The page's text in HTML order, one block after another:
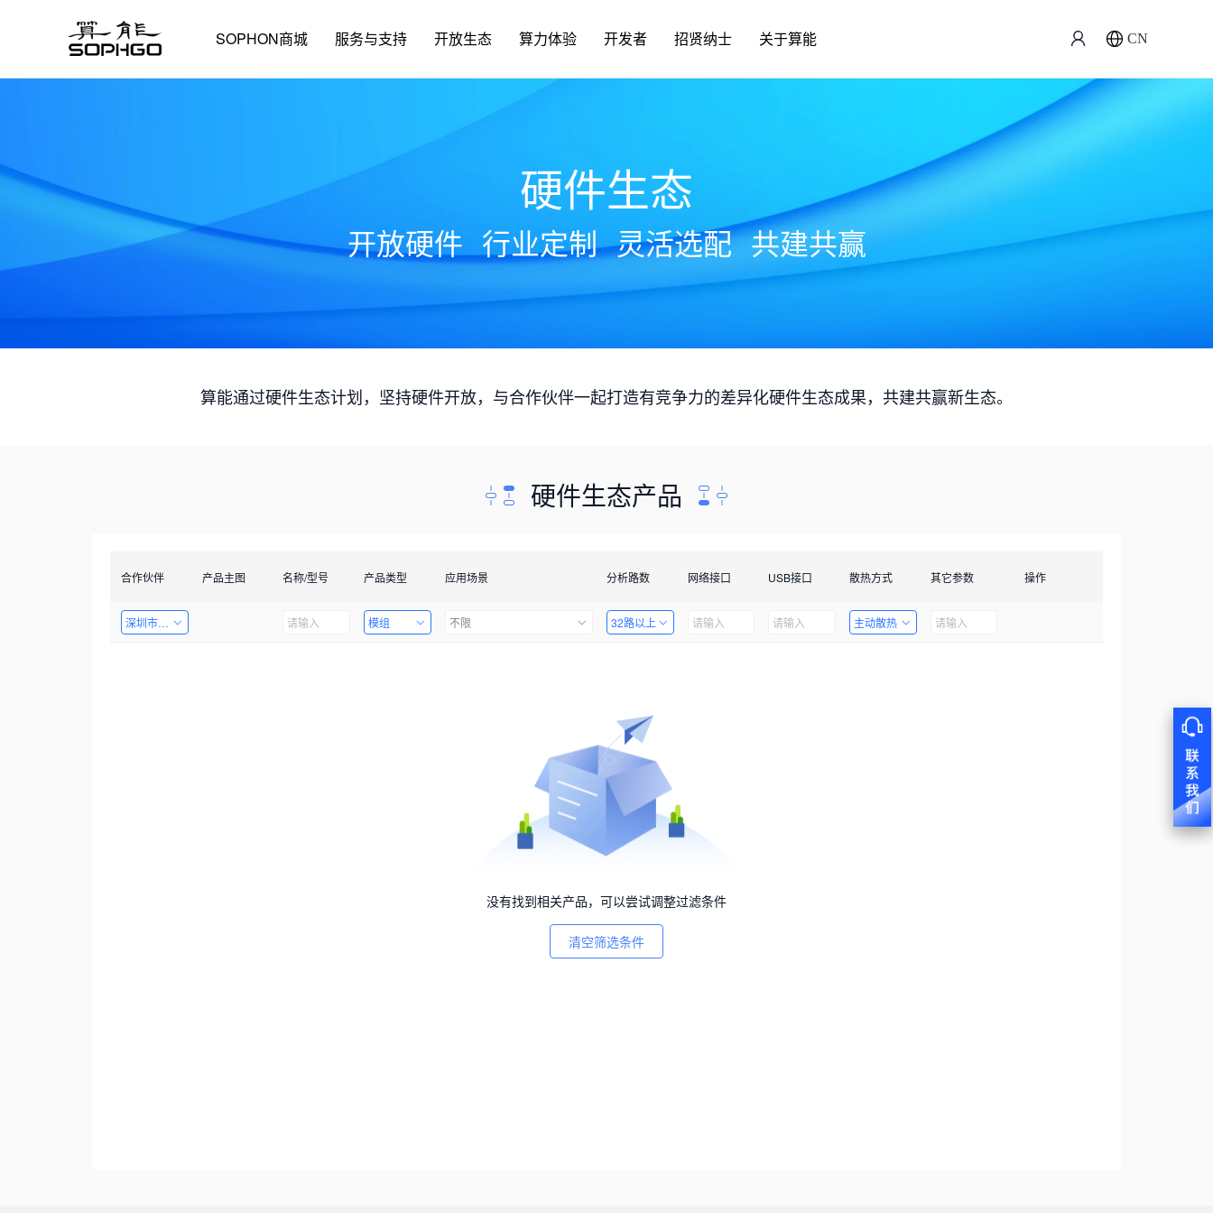
SOPHON商城 服务与支持 开放生态 算力体验 开发者 招贤纳士 关于算能 CN
硬件生态
开放硬件 行业定制 灵活选配 共建共赢
算能通过硬件生态计划，坚持硬件开放，与合作伙伴一起打造有竞争力的差异化硬件生态成果，共建共赢新生态。
硬件生态产品
合作伙伴 产品主图 名称/型号 产品类型 应用场景 分析路数 网络接口 USB接口 散热方式 其它参数 操作
深圳市创智成科技股份有限公司 模组 不限 32路以上 主动散热
没有找到相关产品，可以尝试调整过滤条件
清空筛选条件